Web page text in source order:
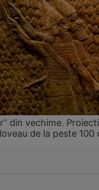
din vechime.
de la peste 100